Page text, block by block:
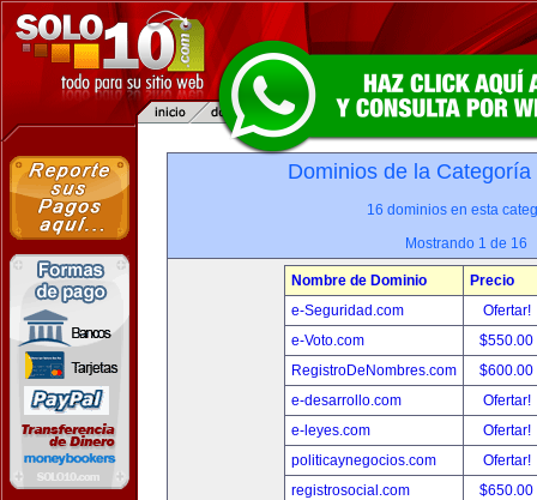
Dominios de la
16 dominios en esta
Mostrando 1 de 16
Nombre de Dominio
Precio
e-Seguridad.com
Ofertar!
e-Voto.com
$550.00
RegistroDeNombres.com
$600.00
e-desarrollo.com
Ofertar!
e-leyes.com
Ofertar!
politicaynegocios.com
Ofertar!
registrosocial.com
$650.00